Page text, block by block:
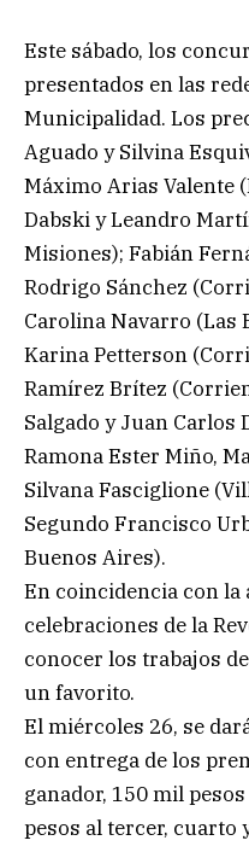
Este sábado, los
presentados en las
Municipalidad. Los
Aguado y Silvina
Máximo Arias Valente
Dabski y Leandro
Misiones); Fabián
Rodrigo Sánchez
Carolina Navarro (Las
Karina Petterson
Ramírez Brítez
Salgado y Juan Carlos
Ramona Ester Miño,
Silvana Fasciglione
Segundo Francisco
Buenos Aires).
En coincidencia con la
celebraciones de la
conocer los trabajos
un favorito.
El miércoles 26, se
con entrega de los
ganador, 150 mil
pesos al tercer, cuarto